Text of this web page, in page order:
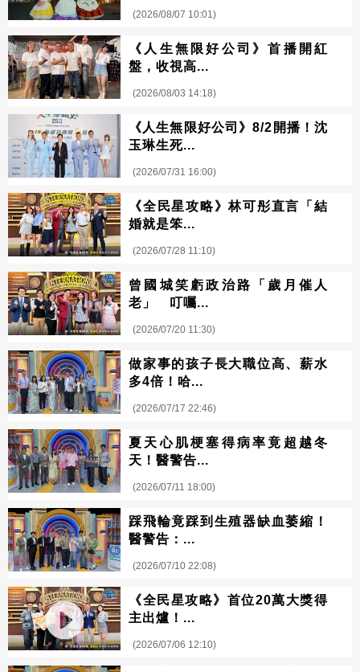
(2026/08/07 10:01)
《人生無限好公司》首播開紅
盤，收視高...
(2026/08/03 14:18)
《人生無限好公司》8/2開播！沈
玉琳生死...
(2026/07/31 16:00)
《全民星攻略》林可彤直言「結
婚就是笨...
(2026/07/28 11:10)
曾國城笑虧政治路「歲月催人
老」 叮囑...
(2026/07/20 11:30)
做家事的孩子長大職位高、薪水
多4倍！哈...
(2026/07/17 22:46)
夏天心肌梗塞得病率竟超越冬
天！醫警告...
(2026/07/11 18:00)
踩飛輪竟踩到生殖器缺血萎縮！
醫警告：...
(2026/07/10 22:08)
《全民星攻略》首位20萬大獎得
主出爐！...
(2026/07/06 12:10)